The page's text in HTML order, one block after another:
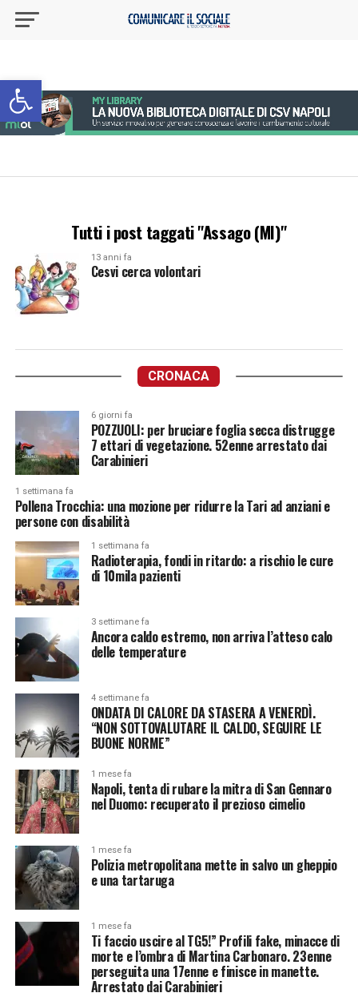
Apri la barra degli strumenti
Tutti i post taggati "Assago (MI)"
13 anni fa
Cesvi cerca volontari
CRONACA
6 giorni fa
POZZUOLI: per bruciare foglia secca distrugge
7 ettari di vegetazione. 52enne arrestato dai
Carabinieri
1 settimana fa
Pollena Trocchia: una mozione per ridurre la Tari ad anziani e
persone con disabilità
1 settimana fa
Radioterapia, fondi in ritardo: a rischio le cure
di 10mila pazienti
3 settimane fa
Ancora caldo estremo, non arriva l’atteso calo
delle temperature
4 settimane fa
ONDATA DI CALORE DA STASERA A VENERDÌ.
“NON SOTTOVALUTARE IL CALDO, SEGUIRE LE
BUONE NORME”
1 mese fa
Napoli, tenta di rubare la mitra di San Gennaro
nel Duomo: recuperato il prezioso cimelio
1 mese fa
Polizia metropolitana mette in salvo un gheppio
e una tartaruga
1 mese fa
Ti faccio uscire al TG5!” Profili fake, minacce di
morte e l’ombra di Martina Carbonaro. 23enne
perseguita una 17enne e finisce in manette.
Arrestato dai Carabinieri